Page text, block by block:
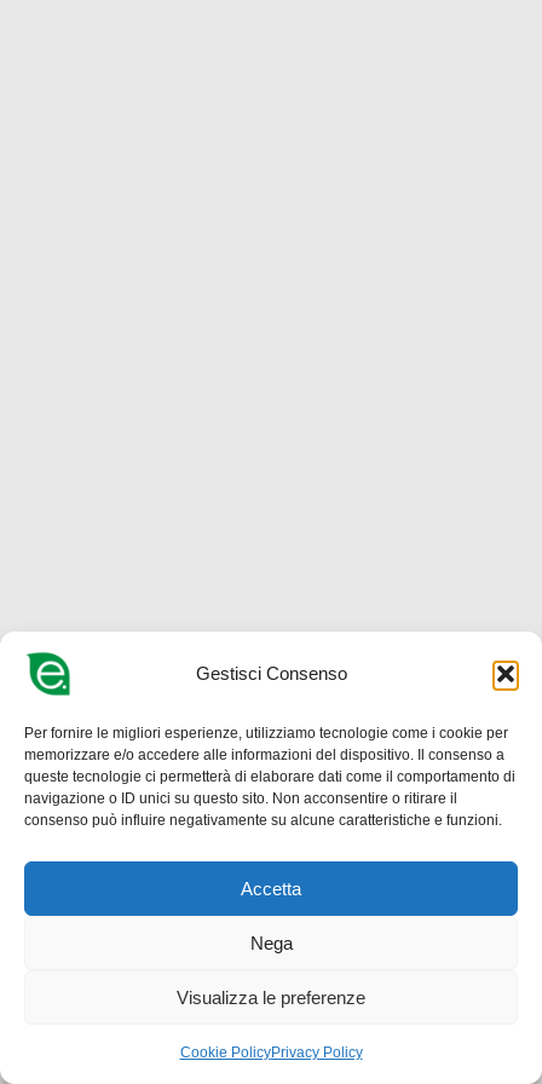
Gestisci Consenso
Per fornire le migliori esperienze, utilizziamo tecnologie come i cookie per
memorizzare e/o accedere alle informazioni del dispositivo. Il consenso a
queste tecnologie ci permetterà di elaborare dati come il comportamento di
navigazione o ID unici su questo sito. Non acconsentire o ritirare il
consenso può influire negativamente su alcune caratteristiche e funzioni.
Accetta
Nega
Visualizza le preferenze
Cookie PolicyPrivacy Policy